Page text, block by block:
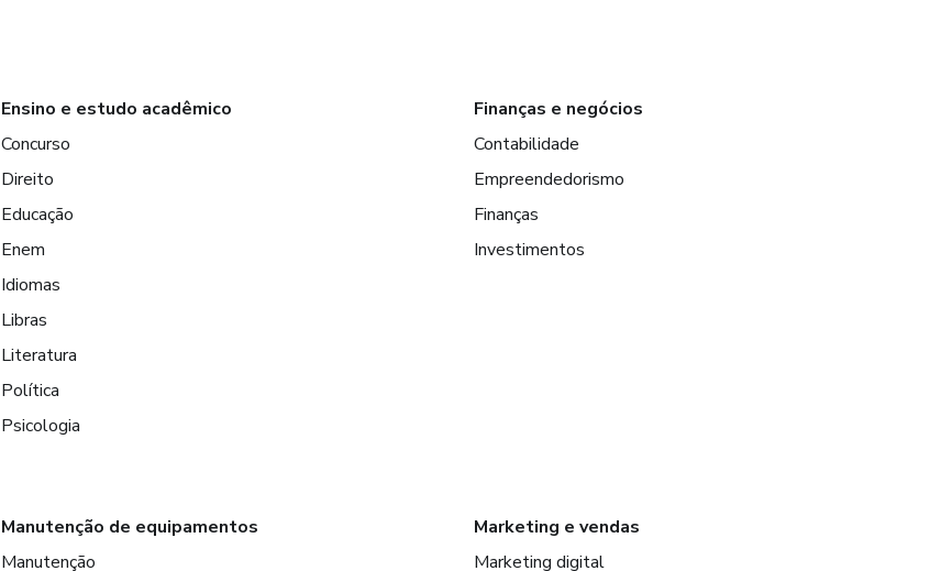
Ensino e estudo acadêmico
Concurso
Direito
Educação
Enem
Idiomas
Libras
Literatura
Política
Psicologia
Finanças e negócios
Contabilidade
Empreendedorismo
Finanças
Investimentos
Manutenção de equipamentos
Manutenção
Marketing e vendas
Marketing digital